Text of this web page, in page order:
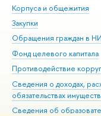
Корпуса и общежития
Закупки
Обращения граждан в
Фонд целевого капитала
Противодействие
Сведения о доходах,
обязательствах
Сведения об